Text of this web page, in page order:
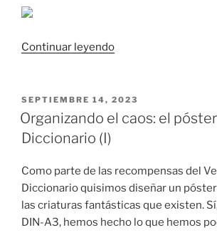
Continuar leyendo«Organizando
el
póster
(II)»
PUBLICADO
EL
SEPTIEMBRE 14, 2023
Organizando el caos: el
Diccionario (I)
Como parte de las recompensas del
Diccionario quisimos diseñar un
las criaturas fantásticas que existen.
DIN-A3, hemos hecho lo que hemos